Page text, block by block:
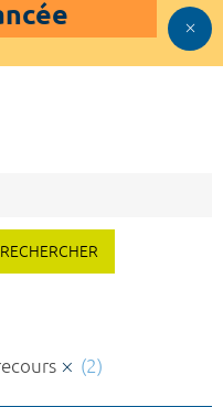
RECHERCHER
(2)